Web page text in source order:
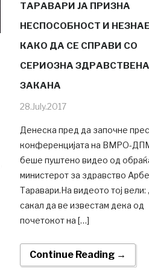
ТАРАВАРИ ЈА ПРИЗНА
НЕСПОСОБНОСТ И
КАКО ДА СЕ СПРАВИ СО
СЕРИОЗНА ЗДРАВСТВЕНА
ЗАКАНА
28.July.2017
Денеска пред да започне
конференцијата на ВМРО-
беше пуштено видео од
министерот за здравство
Таравари.На видеото тој вели:
сакал да ве известам дека од
почетокот на […]
Continue Reading →